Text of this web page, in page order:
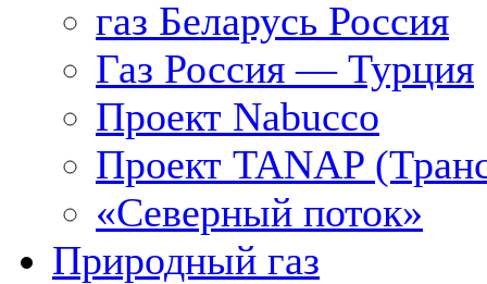
газ Беларусь Россия
Газ Россия — Турция
Проект Nabucco
Проект TANAP
«Северный поток»
Природный газ